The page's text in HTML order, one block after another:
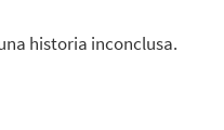
historia inconclusa.